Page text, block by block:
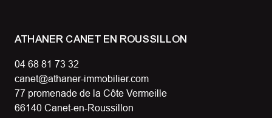
ATHANER CANET EN ROUSSILLON
04 68 81 73 32
canet@athaner-immobilier.com
77 promenade de la Côte Vermeille
66140 Canet-en-Roussillon